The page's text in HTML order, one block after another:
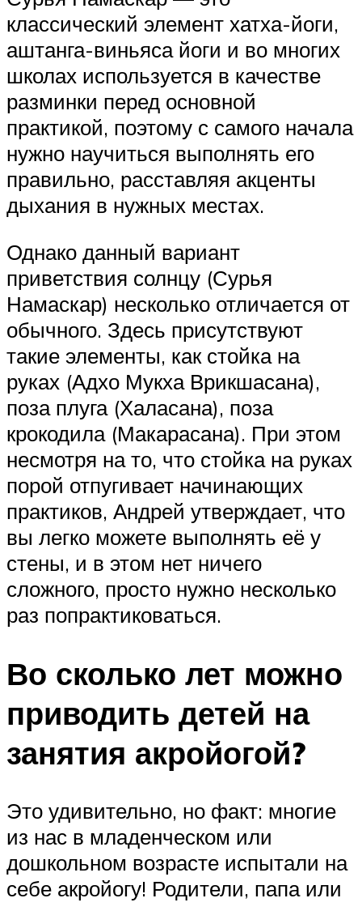
классический элемент хатха-йоги,
аштанга-виньяса йоги и во многих
школах используется в качестве
разминки перед основной
практикой, поэтому с самого начала
нужно научиться выполнять его
правильно, расставляя акценты
дыхания в нужных местах.
Однако данный вариант
приветствия солнцу (Сурья
Намаскар) несколько отличается от
обычного. Здесь присутствуют
такие элементы, как стойка на
руках (Адхо Мукха Врикшасана),
поза плуга (Халасана), поза
крокодила (Макарасана). При этом
несмотря на то, что стойка на руках
порой отпугивает начинающих
практиков, Андрей утверждает, что
вы легко можете выполнять её у
стены, и в этом нет ничего
сложного, просто нужно несколько
раз попрактиковаться.
Во сколько лет можно
приводить детей на
занятия акройогой?
Это удивительно, но факт: многие
из нас в младенческом или
дошкольном возрасте испытали на
себе акройогу! Родители, папа или